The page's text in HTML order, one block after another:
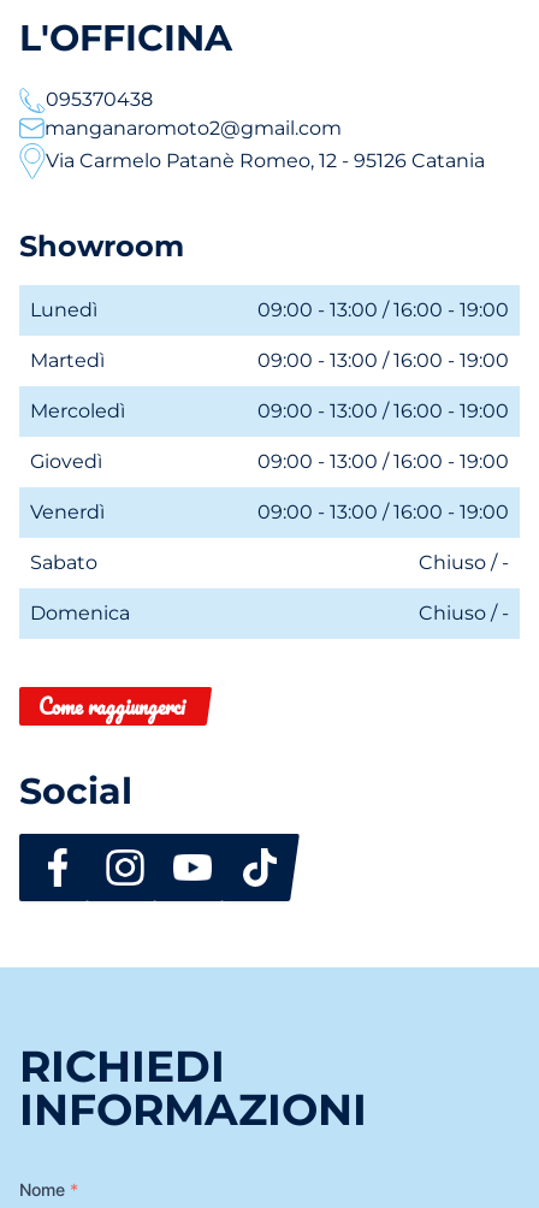
L'OFFICINA
095370438
manganaromoto2@gmail.com
Via Carmelo Patanè Romeo, 12 - 95126 Catania
Showroom
Lunedì 09:00 - 13:00 / 16:00 - 19:00
Martedì 09:00 - 13:00 / 16:00 - 19:00
Mercoledì 09:00 - 13:00 / 16:00 - 19:00
Giovedì 09:00 - 13:00 / 16:00 - 19:00
Venerdì 09:00 - 13:00 / 16:00 - 19:00
Sabato Chiuso / -
Domenica Chiuso / -
Come raggiungerci
Social
RICHIEDI
INFORMAZIONI
Nome *